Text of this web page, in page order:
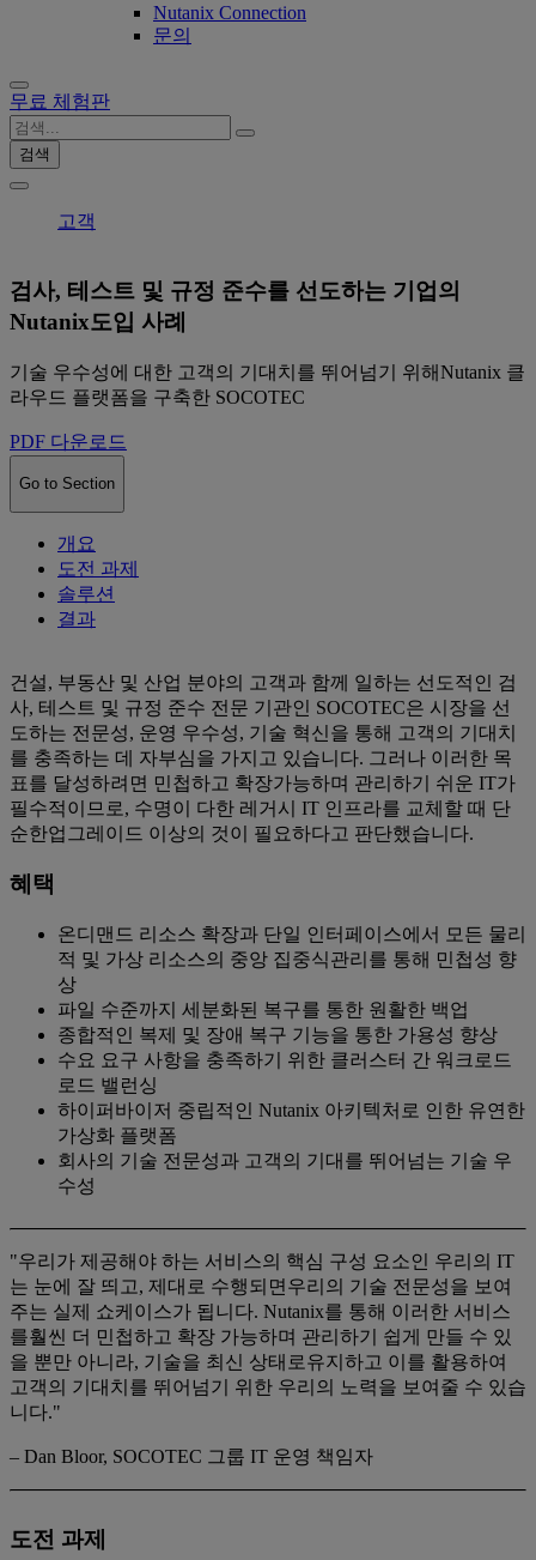
Nutanix Connection
문의
무료 체험판
검색
고객
검사, 테스트 및 규정 준수를 선도하는 기업의
Nutanix도입 사례
기술 우수성에 대한 고객의 기대치를 뛰어넘기 위해Nutanix 클
라우드 플랫폼을 구축한 SOCOTEC
PDF 다운로드
Go to Section
개요
도전 과제
솔루션
결과
건설, 부동산 및 산업 분야의 고객과 함께 일하는 선도적인 검
사, 테스트 및 규정 준수 전문 기관인 SOCOTEC은 시장을 선
도하는 전문성, 운영 우수성, 기술 혁신을 통해 고객의 기대치
를 충족하는 데 자부심을 가지고 있습니다. 그러나 이러한 목
표를 달성하려면 민첩하고 확장가능하며 관리하기 쉬운 IT가
필수적이므로, 수명이 다한 레거시 IT 인프라를 교체할 때 단
순한업그레이드 이상의 것이 필요하다고 판단했습니다.
혜택
온디맨드 리소스 확장과 단일 인터페이스에서 모든 물리
적 및 가상 리소스의 중앙 집중식관리를 통해 민첩성 향
상
파일 수준까지 세분화된 복구를 통한 원활한 백업
종합적인 복제 및 장애 복구 기능을 통한 가용성 향상
수요 요구 사항을 충족하기 위한 클러스터 간 워크로드
로드 밸런싱
하이퍼바이저 중립적인 Nutanix 아키텍처로 인한 유연한
가상화 플랫폼
회사의 기술 전문성과 고객의 기대를 뛰어넘는 기술 우
수성
"우리가 제공해야 하는 서비스의 핵심 구성 요소인 우리의 IT
는 눈에 잘 띄고, 제대로 수행되면우리의 기술 전문성을 보여
주는 실제 쇼케이스가 됩니다. Nutanix를 통해 이러한 서비스
를훨씬 더 민첩하고 확장 가능하며 관리하기 쉽게 만들 수 있
을 뿐만 아니라, 기술을 최신 상태로유지하고 이를 활용하여
고객의 기대치를 뛰어넘기 위한 우리의 노력을 보여줄 수 있습
니다."
– Dan Bloor, SOCOTEC 그룹 IT 운영 책임자
도전 과제